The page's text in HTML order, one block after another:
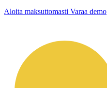
Aloita maksuttomasti Varaa demo